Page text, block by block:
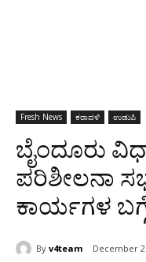
Fresh News ಕರಾವಳಿ ಉಡುಪಿ
ಬೈಂದೂರು
ಪರಿಶೀಲನಾ
ಕಾರ್ಯಗಳ
By v4team December